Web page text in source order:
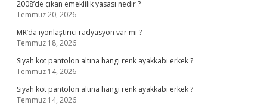
2008’de çıkan emeklilik yasası nedir ?
Temmuz 20, 2026
MR’da iyonlaştırıcı radyasyon var mı ?
Temmuz 18, 2026
Siyah kot pantolon altına hangi renk ayakkabı erkek ?
Temmuz 14, 2026
Siyah kot pantolon altına hangi renk ayakkabı erkek ?
Temmuz 14, 2026